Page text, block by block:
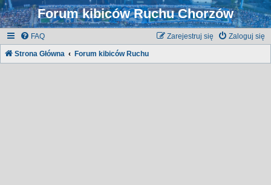
Forum kibiców Ruchu Chorzów
FAQ Zaloguj się
Zarejestruj się
Strona Główna Forum kibiców Ruchu